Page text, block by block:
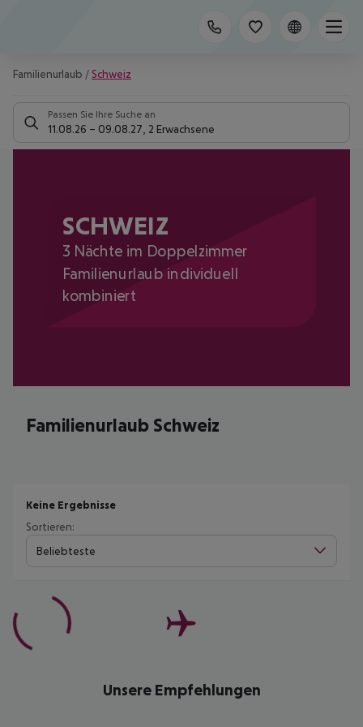
Familienurlaub / Schweiz
Passen Sie Ihre Suche an
11.08.26 – 09.08.27 2 Erwachsene
SCHWEIZ
3 Nächte im Doppelzimmer
Familienurlaub individuell
kombiniert
Familienurlaub Schweiz
Keine Ergebnisse
Sortieren:
Beliebteste
Unsere Empfehlungen